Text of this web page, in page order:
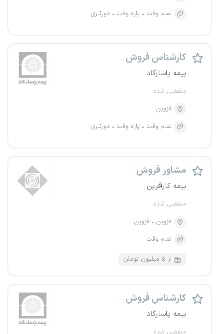
تمام وقت
پاره وقت دورکاری
کارشناس فروش
بیمه پاسارگاد
منقضی شده
قزوین
تمام وقت
پاره وقت دورکاری
مشاور فروش
بیمه کارآفرین
منقضی شده
قزوین
قزوین
تمام وقت
از ۵ میلیون تومان
کارشناس فروش
بیمه پاسارگاد
منقضی شده